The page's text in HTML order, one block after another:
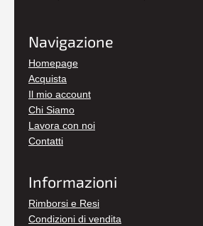
Navigazione
Homepage
Acquista
Il mio account
Chi Siamo
Lavora con noi
Contatti
Informazioni
Rimborsi e Resi
Condizioni di vendita